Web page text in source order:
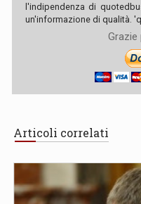
l'indipendenza di
un'informazione di qualità.
Grazie
Articoli correlati